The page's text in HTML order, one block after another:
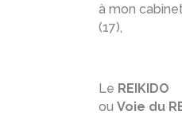
à mon
(17),
Le REIKIDO
ou Voie du